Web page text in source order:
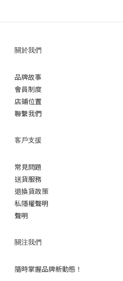
關於我們
品牌故事
會員制度
店鋪位置
聯繫我們
客戶支援
常見問題
送貨服務
退換貨政策
私隱權聲明
聲明
關注我們
隨時掌握品牌新動態！